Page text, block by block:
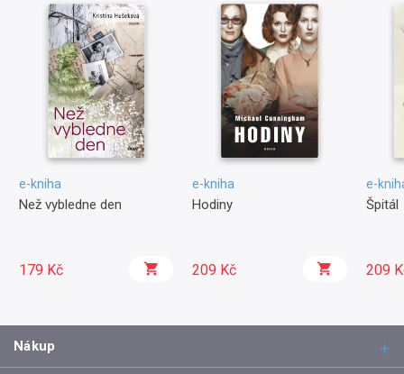
e-kniha
Než vybledne den
179 Kč
e-kniha
Hodiny
209 Kč
e-
Špitál
209
Nákup